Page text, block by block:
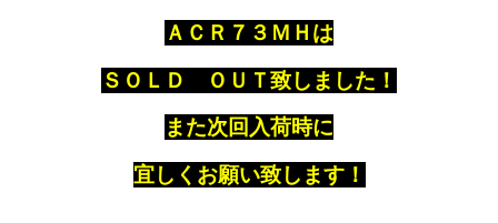
ＡＣＲ７３ＭＨは
ＳＯＬＤ ＯＵＴ致しました！
また次回入荷時に
宜しくお願い致します！